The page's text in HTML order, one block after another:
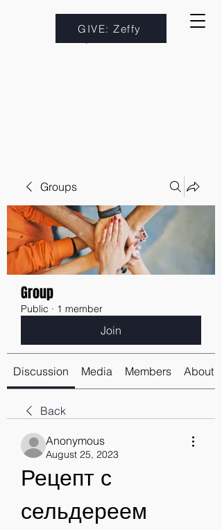
GIVE: Zeffy
Groups
Group
Public · 1 member
Join
Discussion Media Members About
Back
Anonymous
August 25, 2023
Рецепт с
сельдереем